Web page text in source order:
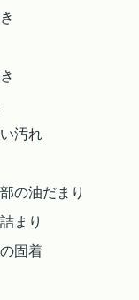
汚れ
の油だまり
まり
固着